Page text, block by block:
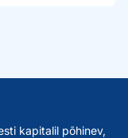
kapitalil põhinev,